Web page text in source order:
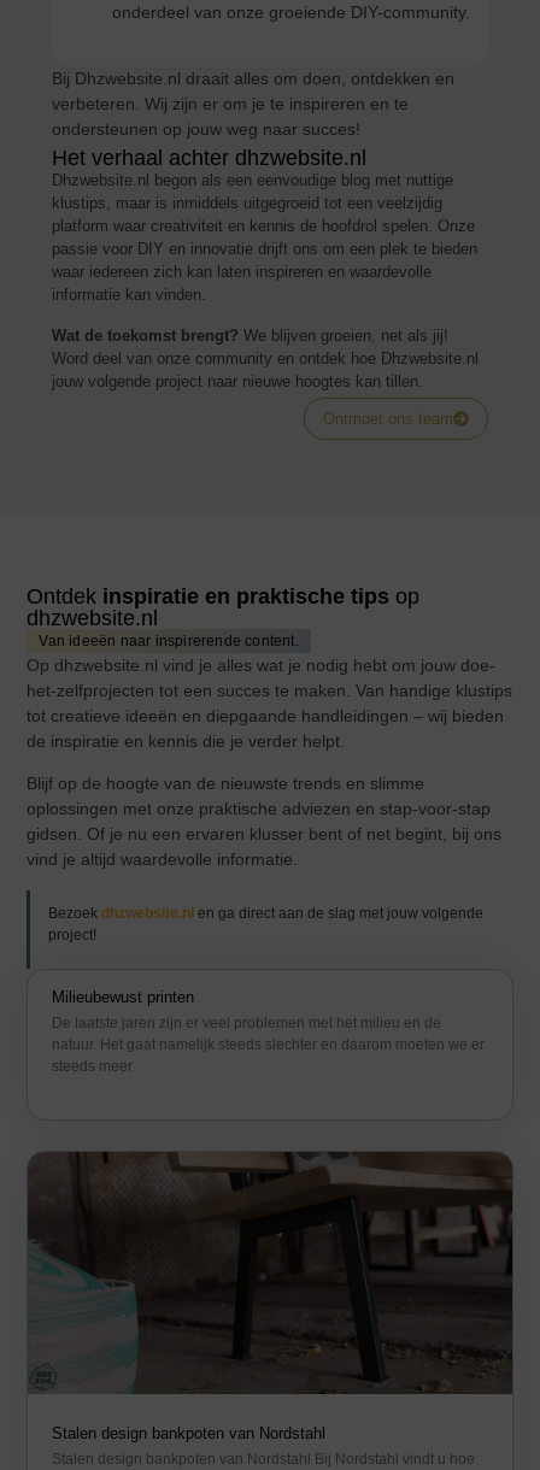
onderdeel van onze groeiende DIY-community.
Bij Dhzwebsite.nl draait alles om doen, ontdekken en
verbeteren. Wij zijn er om je te inspireren en te
ondersteunen op jouw weg naar succes!
Het verhaal achter dhzwebsite.nl
Dhzwebsite.nl begon als een eenvoudige blog met nuttige
klustips, maar is inmiddels uitgegroeid tot een veelzijdig
platform waar creativiteit en kennis de hoofdrol spelen. Onze
passie voor DIY en innovatie drijft ons om een plek te bieden
waar iedereen zich kan laten inspireren en waardevolle
informatie kan vinden.
Wat de toekomst brengt? We blijven groeien, net als jij!
Word deel van onze community en ontdek hoe Dhzwebsite.nl
jouw volgende project naar nieuwe hoogtes kan tillen.
Ontmoet ons team
Ontdek inspiratie en praktische tips op
dhzwebsite.nl
Van ideeën naar inspirerende content.
Op dhzwebsite.nl vind je alles wat je nodig hebt om jouw doe-
het-zelfprojecten tot een succes te maken. Van handige klustips
tot creatieve ideeën en diepgaande handleidingen – wij bieden
de inspiratie en kennis die je verder helpt.
Blijf op de hoogte van de nieuwste trends en slimme
oplossingen met onze praktische adviezen en stap-voor-stap
gidsen. Of je nu een ervaren klusser bent of net begint, bij ons
vind je altijd waardevolle informatie.
Bezoekdhzwebsite.nl en ga direct aan de slag met jouw volgende
project!
Milieubewust printen
De laatste jaren zijn er veel problemen met het milieu en de
natuur. Het gaat namelijk steeds slechter en daarom moeten we er
steeds meer
Stalen design bankpoten van Nordstahl
Stalen design bankpoten van Nordstahl Bij Nordstahl vindt u hoe